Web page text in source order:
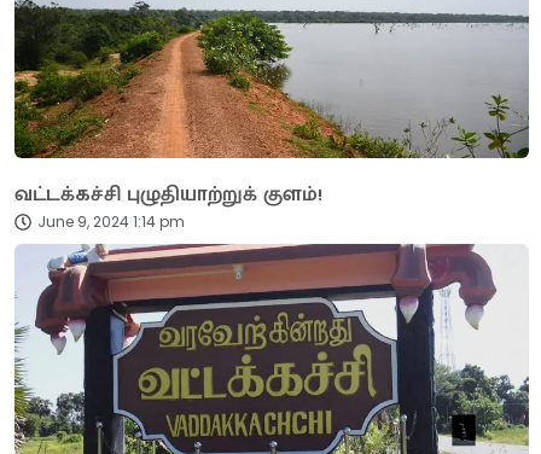
வட்டக்கச்சி புழுதியாற்றுக் குளம்!
June 9, 2024 1:14 pm